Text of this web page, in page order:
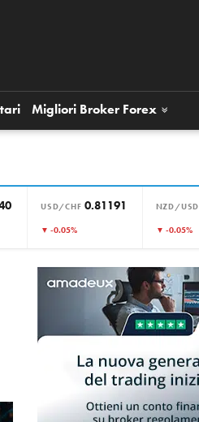
Migliori Broker Forex
USD/CHF 0.81191
▼ -0.05%
NZD/USD
▼ -0.05%